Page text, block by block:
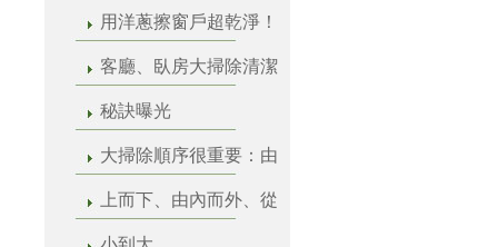
用洋蔥擦窗戶超乾淨！
客廳、臥房大掃除清潔
秘訣曝光
大掃除順序很重要：由
上而下、由內而外、從